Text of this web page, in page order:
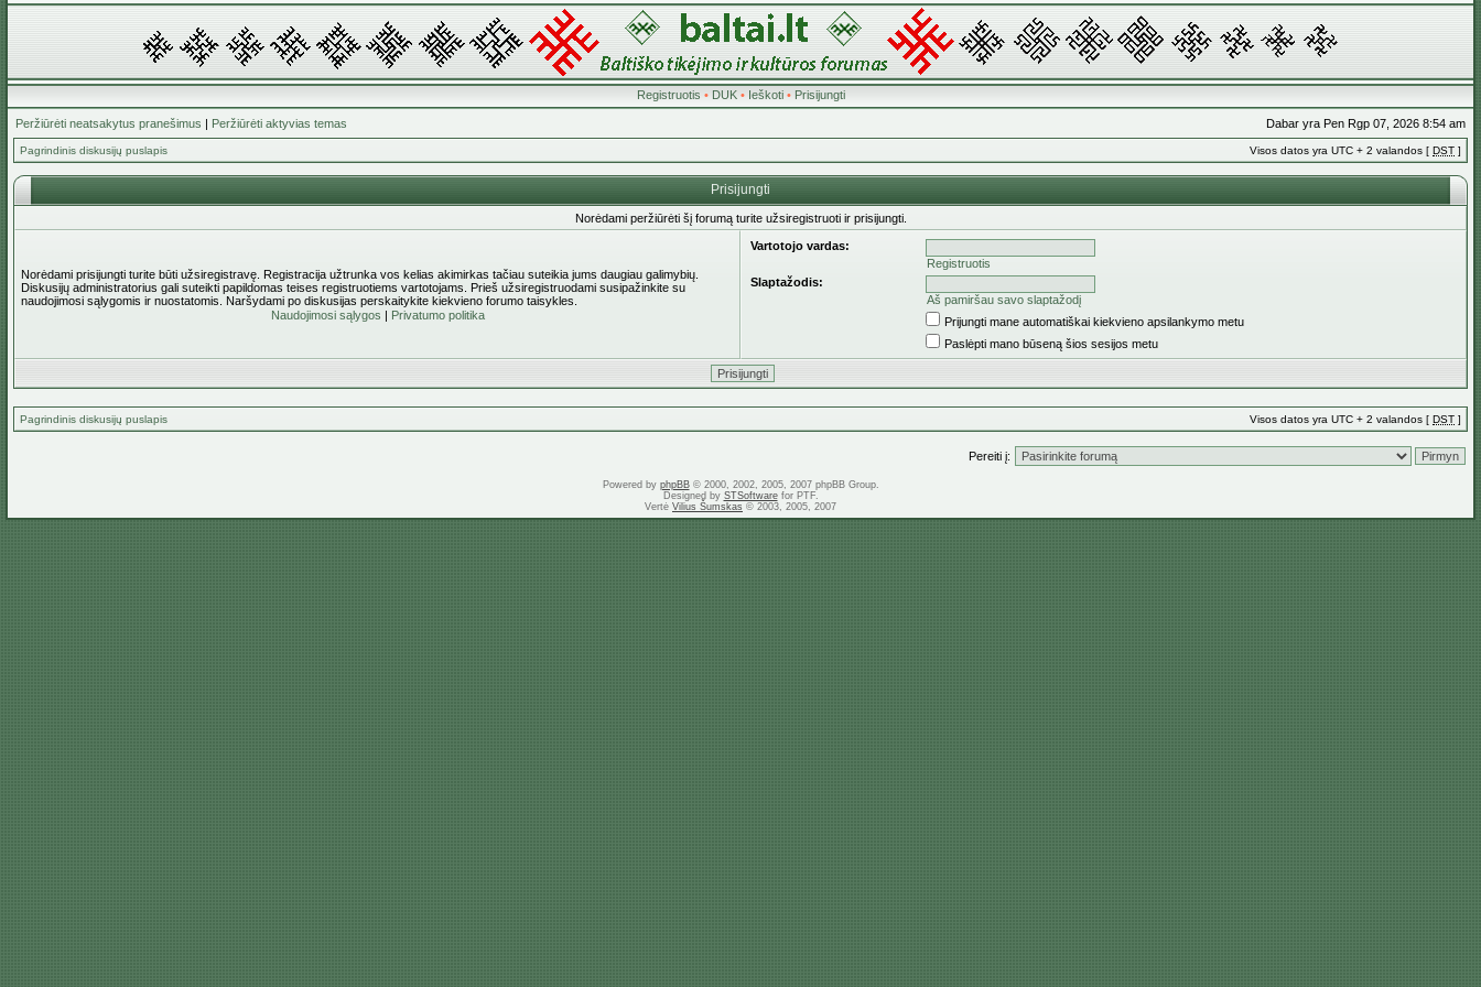
Registruotis • DUK• Ieškoti• Prisijungti
Peržiūrėti neatsakytus pranešimus | Peržiūrėti aktyvias temas Dabar yra Pen Rgp 07, 2026 8:54 am
Pagrindinis diskusijų puslapis Visos datos yra UTC + 2 valandos [ DST ]
Prisijungti
Norėdami peržiūrėti šį forumą turite užsiregistruoti ir prisijungti.
Norėdami prisijungti turite būti užsiregistravę. Registracija užtrunka vos kelias akimirkas tačiau suteikia jums daugiau galimybių.
Diskusijų administratorius gali suteikti papildomas teises registruotiems vartotojams. Prieš užsiregistruodami susipažinkite su
naudojimosi sąlygomis ir nuostatomis. Naršydami po diskusijas perskaitykite kiekvieno forumo taisykles.
Naudojimosi sąlygos | Privatumo politika
Vartotojo vardas:
Registruotis
Slaptažodis:
Aš pamiršau savo slaptažodį
Prijungti mane automatiškai kiekvieno apsilankymo metu
Paslėpti mano būseną šios sesijos metu
Pagrindinis diskusijų puslapis Visos datos yra UTC + 2 valandos [ DST ]
Pereiti į:
Powered by phpBB© 2000, 2002, 2005, 2007 phpBB Group.
Designed by STSoftwarefor PTF.
Vertė Vilius Šumskas © 2003, 2005, 2007